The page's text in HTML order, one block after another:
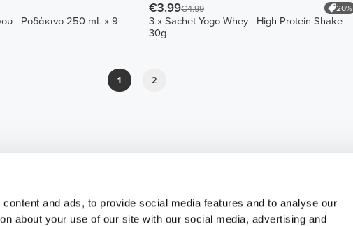
and ads, to provide social media features and to analyse our
about your use of our site with our social media, advertising and
- Ροδάκινο 250 mL x 9
€3.99€4.99 20%
3 x Sachet Yogo Whey - High-Protein Shake
30g
1 2